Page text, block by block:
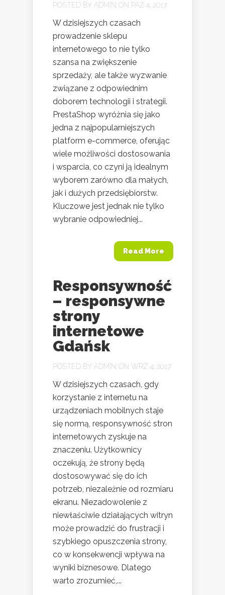
POSTED BY ADMIN ON PAŹ 4, 2017
W dzisiejszych czasach
prowadzenie sklepu
internetowego to nie tylko
szansa na zwiększenie
sprzedaży, ale także wyzwanie
związane z odpowiednim
doborem technologii i strategii.
PrestaShop wyróżnia się jako
jedna z najpopularniejszych
platform e-commerce, oferując
wiele możliwości dostosowania
i wsparcia, co czyni ją idealnym
wyborem zarówno dla małych,
jak i dużych przedsiębiorstw.
Kluczowe jest jednak nie tylko
wybranie odpowiedniej...
Read More
Responsywność
– responsywne
strony
internetowe
Gdańsk
POSTED BY ADMIN ON WRZ 4, 2017
W dzisiejszych czasach, gdy
korzystanie z internetu na
urządzeniach mobilnych staje
się normą, responsywność stron
internetowych zyskuje na
znaczeniu. Użytkownicy
oczekują, że strony będą
dostosowywać się do ich
potrzeb, niezależnie od rozmiaru
ekranu. Niezadowolenie z
niewłaściwie działających witryn
może prowadzić do frustracji i
szybkiego opuszczenia strony,
co w konsekwencji wpływa na
wyniki biznesowe. Dlatego
warto zrozumieć,...